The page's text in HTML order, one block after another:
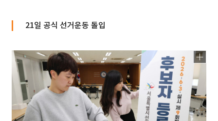
21일 공식 선거운동 돌입